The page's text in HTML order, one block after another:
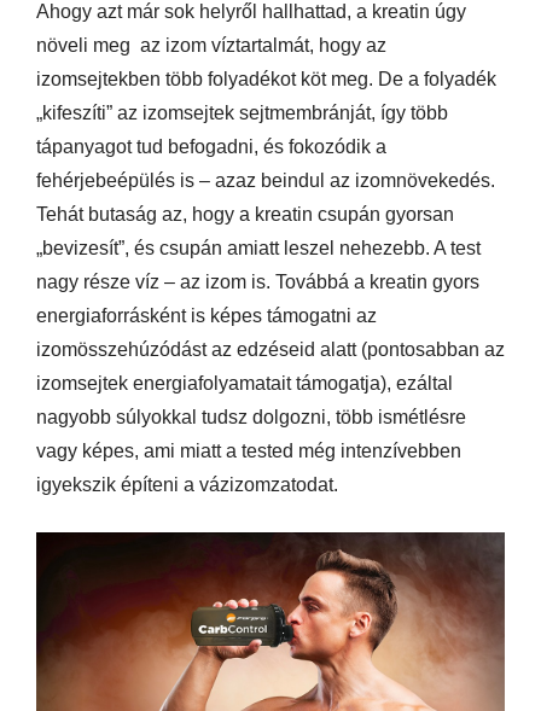
Ahogy azt már sok helyről hallhattad, a kreatin úgy
növeli meg az izom víztartalmát, hogy az
izomsejtekben több folyadékot köt meg. De a folyadék
„kifeszíti” az izomsejtek sejtmembránját, így több
tápanyagot tud befogadni, és fokozódik a
fehérjebeépülés is – azaz beindul az izomnövekedés.
Tehát butaság az, hogy a kreatin csupán gyorsan
„bevizesít”, és csupán amiatt leszel nehezebb. A test
nagy része víz – az izom is. Továbbá a kreatin gyors
energiaforrásként is képes támogatni az
izomösszehúzódást az edzéseid alatt (pontosabban az
izomsejtek energiafolyamatait támogatja), ezáltal
nagyobb súlyokkal tudsz dolgozni, több ismétlésre
vagy képes, ami miatt a tested még intenzívebben
igyekszik építeni a vázizomzatodat.